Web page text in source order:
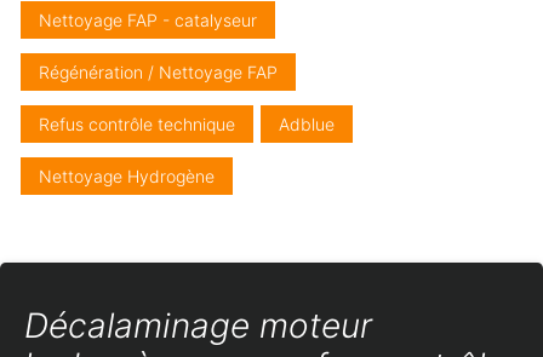
Nettoyage FAP - catalyseur
Régénération / Nettoyage FAP
Refus contrôle technique Adblue
Nettoyage Hydrogène
Décalaminage moteur